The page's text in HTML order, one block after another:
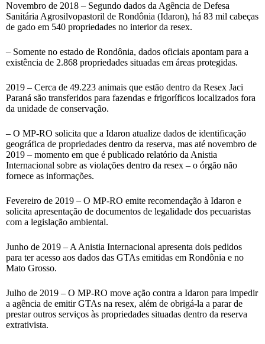
Novembro de 2018 – Segundo dados da Agência de Defesa
Sanitária Agrosilvopastoril de Rondônia (Idaron), há 83 mil cabeças
de gado em 540 propriedades no interior da resex.
– Somente no estado de Rondônia, dados oficiais apontam para a
existência de 2.868 propriedades situadas em áreas protegidas.
2019 – Cerca de 49.223 animais que estão dentro da Resex Jaci
Paraná são transferidos para fazendas e frigoríficos localizados fora
da unidade de conservação.
– O MP-RO solicita que a Idaron atualize dados de identificação
geográfica de propriedades dentro da reserva, mas até novembro de
2019 – momento em que é publicado relatório da Anistia
Internacional sobre as violações dentro da resex – o órgão não
fornece as informações.
Fevereiro de 2019 – O MP-RO emite recomendação à Idaron e
solicita apresentação de documentos de legalidade dos pecuaristas
com a legislação ambiental.
Junho de 2019 – A Anistia Internacional apresenta dois pedidos
para ter acesso aos dados das GTAs emitidas em Rondônia e no
Mato Grosso.
Julho de 2019 – O MP-RO move ação contra a Idaron para impedir
a agência de emitir GTAs na resex, além de obrigá-la a parar de
prestar outros serviços às propriedades situadas dentro da reserva
extrativista.